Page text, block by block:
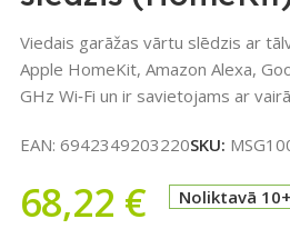
Viedais garāžas vārtu slēdzis ar
Apple HomeKit, Amazon Alexa,
GHz Wi‑Fi un ir savietojams ar
EAN: 6942349203220SKU:
68,22 € Noliktavā